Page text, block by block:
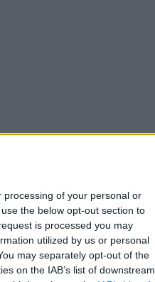
of your personal or
the below opt-out section to
is processed you may
utilized by us or personal
may separately opt-out of the
on the IAB’s list of downstream